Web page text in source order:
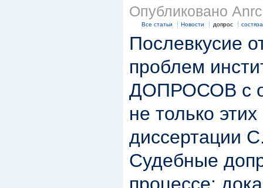
Опубликовано
Все статьи Новости допрос
Послевкусие
проблем
ДОПРОСОВ с
не только
диссертации
Судебные